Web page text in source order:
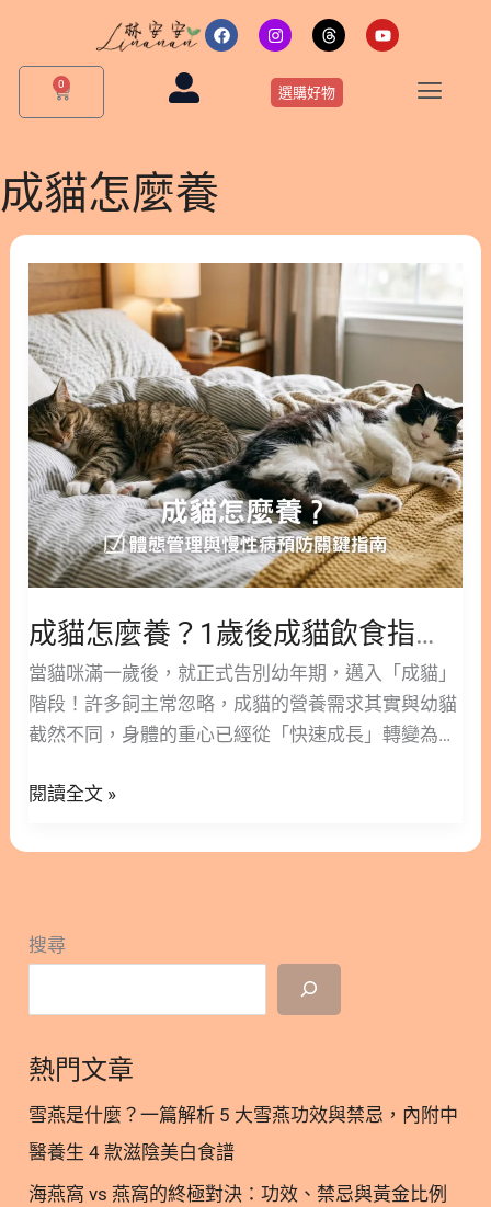
F
a
c
I
n
s
t
a
g
T
h
r
e
a
d
Y
o
u
0
購
物
籃
選購好物
成貓怎麼養
成貓怎麼養？1歲後成貓飲食指南：破解3大餵食迷思、保養關鍵一次看！
當貓咪滿一歲後，就正式告別幼年期，邁入「成貓」
階段！許多飼主常忽略，成貓的營養需求其實與幼貓
截然不同，身體的重心已經從「快速成長」轉變為
略，很容易埋下肥胖與慢性病的隱患。 本篇文章將由
些關鍵營養不能少？以及就算是資深貓奴也常犯的3
閱讀>> 幼貓怎麼養？營養師解析關鍵成長需求，打
造一輩子的健康體質 隱藏/顯示內容目錄 內容目錄 :
顯示/隱藏 1. 成貓怎麼養？核心關鍵在「熱量控制與
肥胖」 1.2 7-10歲熟齡貓：重點在於「維持肌肉量」
與「補充水分」 2. 打造健康體質！成貓保養的 2 大
酸（EPA、DHA） 2.2. 對抗老化與自由基：多元抗氧
化營養素 3. 新手貓奴必看！成貓餵食最常犯的 3 大
貓
怎
麼
養？
1
歲
後
成
貓
飲
食
指
南：
破
解
3
餵
養
鍵
次
看！
閱讀全文 »
搜尋
熱門文章
雪燕是什麼？一篇解析 5 大雪燕功效與禁忌，內附中
醫養生 4 款滋陰美白食譜
海燕窩 vs 燕窩的終極對決：功效、禁忌與黃金比例